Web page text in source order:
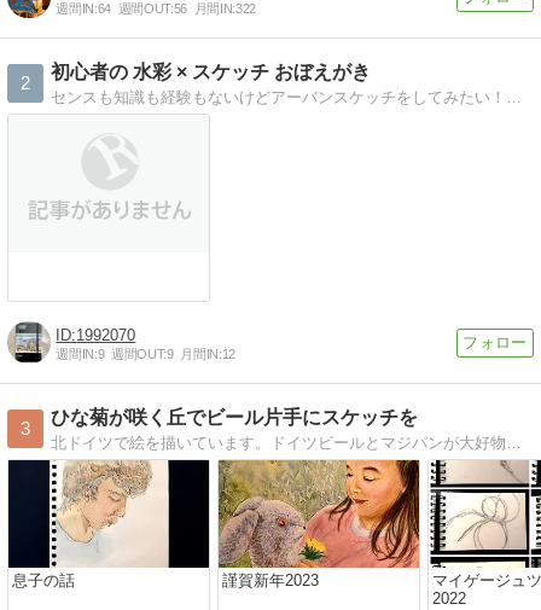
週間IN:64 週間OUT:56 月間IN:322
2
初心者の 水彩 × スケッチ おぼえがき
センスも知識も経験もないけどアーバンスケッチをしてみたい！そんな初心者の覚書です
1992070
週間IN:9 週間OUT:9 月間IN:12
3
ひな菊が咲く丘でビール片手にスケッチを
北ドイツで絵を描いています。ドイツビールとマジパンが大好物。ひな菊が咲き乱れる春がドイツでいちばん好きな季節です。
息子の話 謹賀新年2023
マイゲージュ
2022